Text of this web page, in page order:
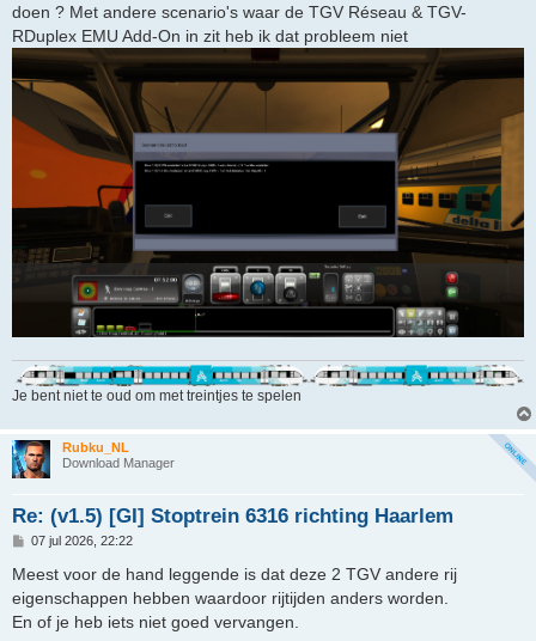
doen ? Met andere scenario's waar de TGV Réseau & TGV-
RDuplex EMU Add-On in zit heb ik dat probleem niet
Je bent niet te oud om met treintjes te spelen
Rubku_NL
Download Manager
Re: (v1.5) [GI] Stoptrein 6316 richting Haarlem
B
r
c
h
t
07 jul 2026, 22:22
Meest voor de hand leggende is dat deze 2 TGV andere rij
eigenschappen hebben waardoor rijtijden anders worden.
En of je heb iets niet goed vervangen.